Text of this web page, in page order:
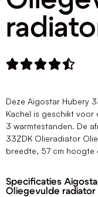

Deze Aigostar Hubery
Kachel is geschikt voor
3 warmtestanden. De
33ZDK Olieradiator
breedte, 57 cm hoogte
Specificaties
Oliegevulde radiator